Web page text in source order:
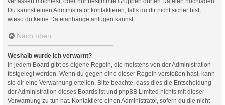
verfassen möchtest, oder nur bestimmte Gruppen dürfen Dateien hochladen.
Du kannst einen Administrator kontaktieren, falls du dir nicht sicher bist,
wieso du keine Dateianhänge anfügen kannst.
Nach oben
Weshalb wurde ich verwarnt?
In jedem Board gibt es eigene Regeln, die meistens von der Administration
festgelegt werden. Wenn du gegen eine dieser Regeln verstoßen hast, kann
sie dir eine Verwarnung erteilen. Bitte beachte, dass dies die Entscheidung
der Administration dieses Boards ist und phpBB Limited nichts mit dieser
Verwarnung zu tun hat. Kontaktiere einen Administrator, sofern du die nicht